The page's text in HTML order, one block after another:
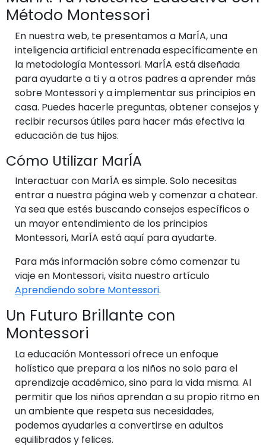
Método Montessori
En nuestra web, te presentamos a MarÍA, una
inteligencia artificial entrenada específicamente en
la metodología Montessori. MarÍA está diseñada
para ayudarte a ti y a otros padres a aprender más
sobre Montessori y a implementar sus principios en
casa. Puedes hacerle preguntas, obtener consejos y
recibir recursos útiles para hacer más efectiva la
educación de tus hijos.
Cómo Utilizar MarÍA
Interactuar con MarÍA es simple. Solo necesitas
entrar a nuestra página web y comenzar a chatear.
Ya sea que estés buscando consejos específicos o
un mayor entendimiento de los principios
Montessori, MarÍA está aquí para ayudarte.
Para más información sobre cómo comenzar tu
viaje en Montessori, visita nuestro artículo
Aprendiendo sobre Montessori.
Un Futuro Brillante con
Montessori
La educación Montessori ofrece un enfoque
holístico que prepara a los niños no solo para el
aprendizaje académico, sino para la vida misma. Al
permitir que los niños aprendan a su propio ritmo en
un ambiente que respeta sus necesidades,
podemos ayudarles a convertirse en adultos
equilibrados y felices.